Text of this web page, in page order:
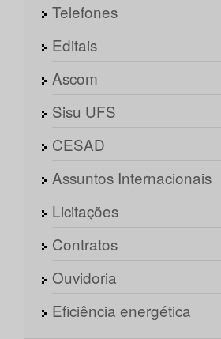
Telefones
Editais
Ascom
Sisu UFS
CESAD
Assuntos Internacionais
Licitações
Contratos
Ouvidoria
Eficiência energética